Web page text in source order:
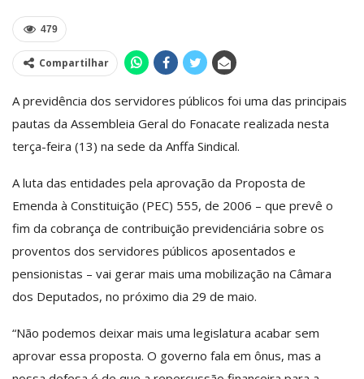
479
Compartilhar
A previdência dos servidores públicos foi uma das principais
pautas da Assembleia Geral do Fonacate realizada nesta
terça-feira (13) na sede da Anffa Sindical.
A luta das entidades pela aprovação da Proposta de
Emenda à Constituição (PEC) 555, de 2006 – que prevê o
fim da cobrança de contribuição previdenciária sobre os
proventos dos servidores públicos aposentados e
pensionistas – vai gerar mais uma mobilização na Câmara
dos Deputados, no próximo dia 29 de maio.
“Não podemos deixar mais uma legislatura acabar sem
aprovar essa proposta. O governo fala em ônus, mas a